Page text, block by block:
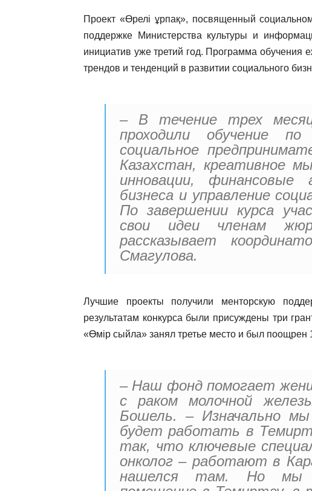
Проект «Өрелі ұрпақ», посвященный
поддержке Министерства культуры и
инициатив уже третий год. Программа обучения
трендов и тенденций в развитии социального
– В течение трех
проходили обучение
социальное
Казахстан, креативное
инновации, финансовые
бизнеса и управление
По завершении курса
свои идеи членам
рассказывает
Смагулова.
Лучшие проекты получили менторскую
результатам конкурса были присуждены три
«Өмір сыйла» занял третье место и был поощрен
– Наш фонд помогает
с раком молочной
Бошель. – Изначально
будет работать в
так, что ключевые
онколог – работают в
нашелся там. Но мы